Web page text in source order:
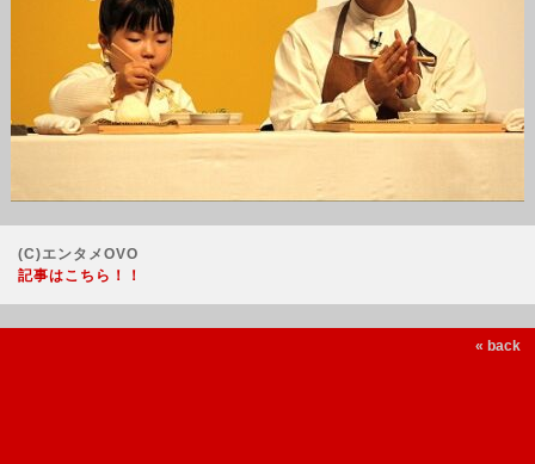
(C)エンタメOVO
記事はこちら！！
« back